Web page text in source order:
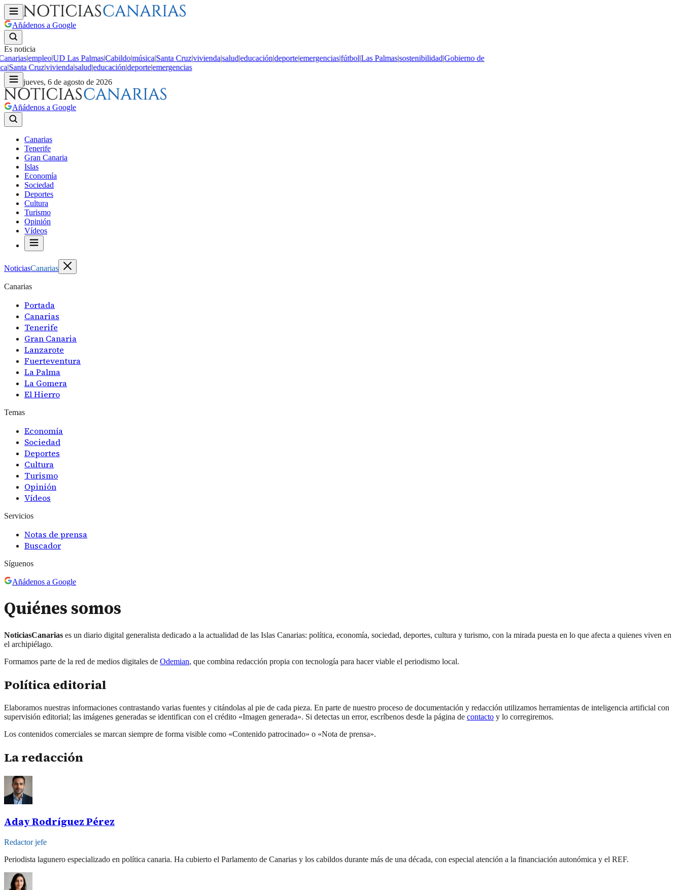
Añádenos a Google
Es noticia
|empleo|UD Las Palmas|Cabildo|música|Santa Cruz|vivienda|salud|educación|deporte|emergencias|fútbol|Las Palmas|sostenibilidad|Gobierno de
|Santa Cruz|vivienda|salud|educación|deporte|emergencias
jueves, 6 de agosto de 2026
Añádenos a Google
Canarias
Tenerife
Gran Canaria
Islas
Economía
Sociedad
Deportes
Cultura
Turismo
Opinión
Vídeos
NoticiasCanarias
Canarias
Portada
Canarias
Tenerife
Gran Canaria
Lanzarote
Fuerteventura
La Palma
La Gomera
El Hierro
Temas
Economía
Sociedad
Deportes
Cultura
Turismo
Opinión
Vídeos
Servicios
Notas de prensa
Buscador
Síguenos
Añádenos a Google
Quiénes somos
NoticiasCanarias es un diario digital generalista dedicado a la actualidad de las Islas Canarias: política, economía, sociedad, deportes, cultura y turismo, con la mirada puesta en lo que afecta a quienes viven en
el archipiélago.
Formamos parte de la red de medios digitales de Odemian, que combina redacción propia con tecnología para hacer viable el periodismo local.
Política editorial
Elaboramos nuestras informaciones contrastando varias fuentes y citándolas al pie de cada pieza. En parte de nuestro proceso de documentación y redacción utilizamos herramientas de inteligencia artificial con
supervisión editorial; las imágenes generadas se identifican con el crédito «Imagen generada». Si detectas un error, escríbenos desde la página de contacto y lo corregiremos.
Los contenidos comerciales se marcan siempre de forma visible como «Contenido patrocinado» o «Nota de prensa».
La redacción
Aday Rodríguez Pérez
Redactor jefe
Periodista lagunero especializado en política canaria. Ha cubierto el Parlamento de Canarias y los cabildos durante más de una década, con especial atención a la financiación autonómica y el REF.